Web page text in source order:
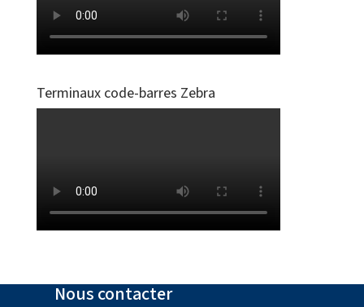
Terminaux code-barres Zebra
Nous contacter